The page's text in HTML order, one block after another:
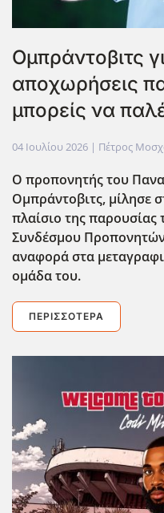
Ομπράντοβιτς
αποχωρήσεις
μπορείς να
04 Ιουλίου 2026 | Πέτρος
Ο προπονητής του
Ομπράντοβιτς, μίλησε
πλαίσιο της παρουσίας
Συνδέσμου
αναφορά στα
ομάδα του.
ΠΕΡΙΣΣΌΤΕΡΑ